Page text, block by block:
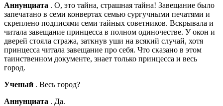
Аннунциата . О, это тайна, страшная тайна! Завещание было
запечатано в семи конвертах семью сургучными печатями и
скреплено подписями семи тайных советников. Вскрывала и
читала завещание принцесса в полном одиночестве. У окон и
дверей стояла стража, заткнув уши на всякий случай, хотя
принцесса читала завещание про себя. Что сказано в этом
таинственном документе, знает только принцесса и весь
город.
Ученый . Весь город?
Аннунциата . Да.